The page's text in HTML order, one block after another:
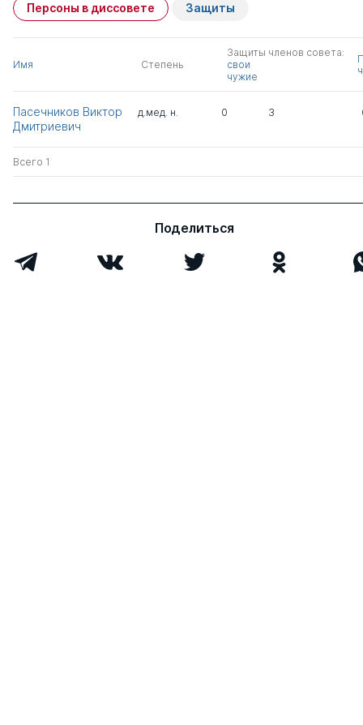
Персоны в диссовете Защиты
Имя Степень
Защиты членов совета:
свои
чужие
Пасечников Виктор
Дмитриевич
д.мед. н. 0 3
Всего 1
Поделиться